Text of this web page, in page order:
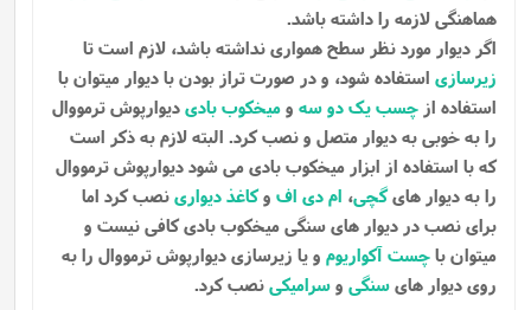
هماهنگی لازمه را داشته باشد.
اگر دیوار مورد نظر سطح همواری نداشته باشد، لازم است تا
زیرسازی استفاده شود، و در صورت تراز بودن با دیوار میتوان با
استفاده از چسب یک دو سه ومیخکوب بادیدیوارپوش ترمووال
را به خوبی به دیوار متصل و نصب کرد. البته لازم به ذکر است
که با استفاده از ابزار میخکوب بادی می شود دیوارپوش ترمووال
را به دیوار هایگچی، ام دی اف وکاغذ دیوارینصب کرد اما
برای نصب در دیوار های سنگی میخکوب بادی کافی نیست و
میتوان باچست آکواریوم و یا زیرسازی دیوارپوش ترمووال را به
روی دیوار هایسنگی وسرامیکینصب کرد.